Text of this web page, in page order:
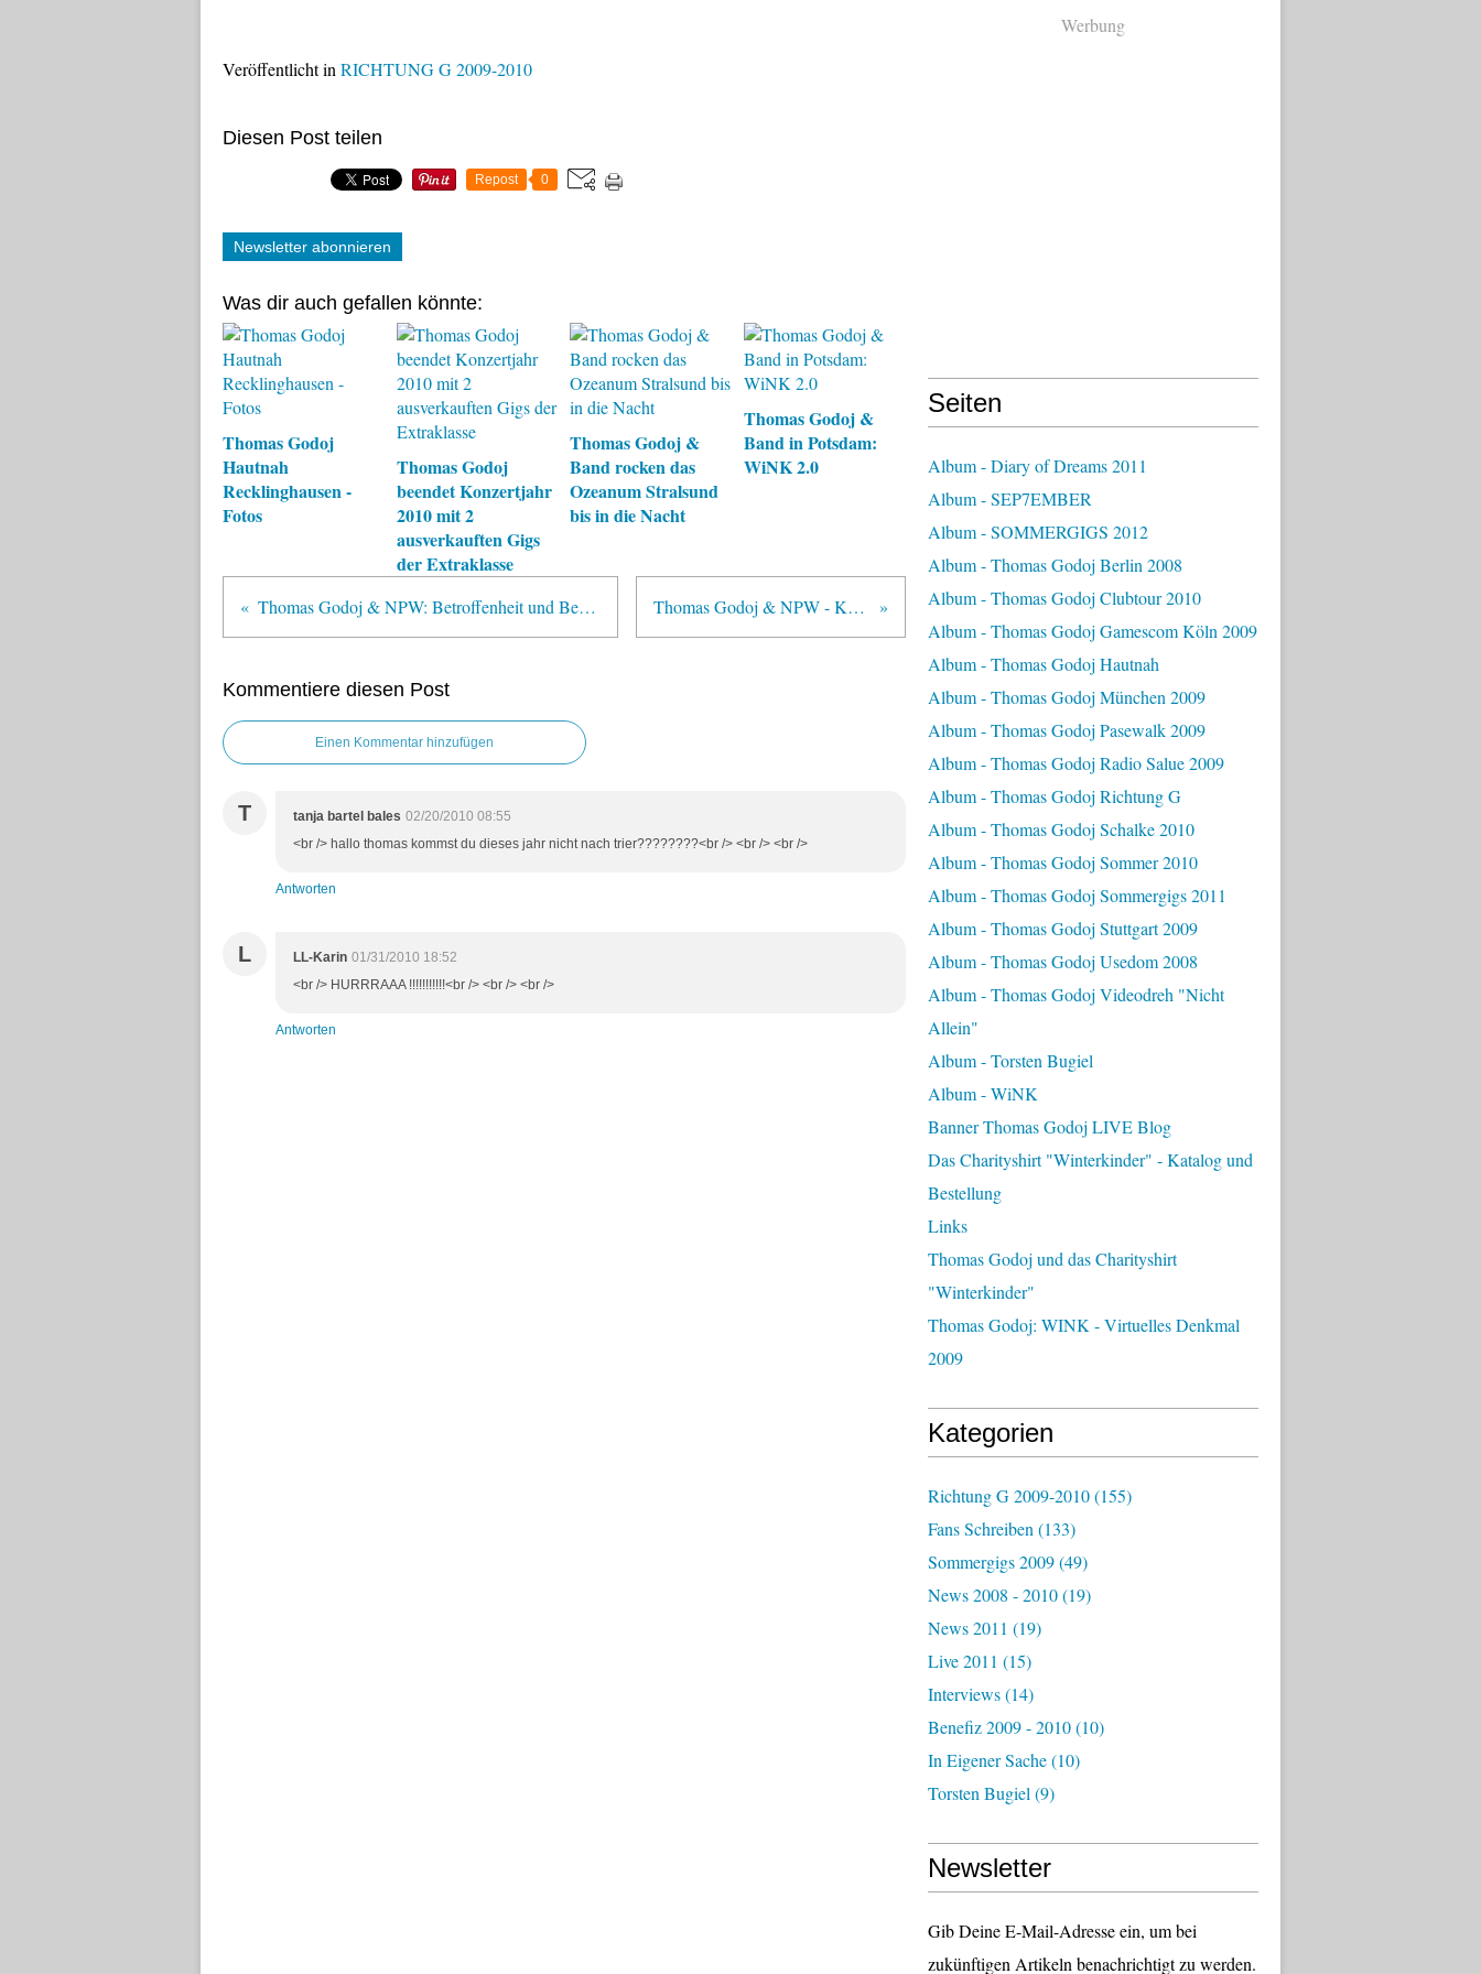
Veröffentlicht in RICHTUNG G 2009-2010
Diesen Post teilen
Repost 0
Newsletter abonnieren
Was dir auch gefallen könnte:
Thomas Godoj
Hautnah
Recklinghausen -
Fotos
Thomas Godoj
beendet Konzertjahr
2010 mit 2
ausverkauften Gigs
der Extraklasse
Thomas Godoj &
Band rocken das
Ozeanum Stralsund
bis in die Nacht
Thomas Godoj &
Band in Potsdam:
WiNK 2.0
Thomas Godoj & NPW: Betroffenheit und Begeisterung beim Haiti - Benefiz im Ruhrfestspielhaus, 28.1.10 Thomas Godoj & NPW - Konzert erwirkt über 50.000 Euro für Haiti
Kommentiere diesen Post
Einen Kommentar hinzufügen
T tanja bartel bales 02/20/2010 08:55
<br /> hallo thomas kommst du dieses jahr nicht nach trier????????<br /> <br /> <br />
Antworten
L LL-Karin 01/31/2010 18:52
<br /> HURRRAAA !!!!!!!!!!!<br /> <br /> <br />
Antworten
Werbung
Seiten
Album - Diary of Dreams 2011
Album - SEP7EMBER
Album - SOMMERGIGS 2012
Album - Thomas Godoj Berlin 2008
Album - Thomas Godoj Clubtour 2010
Album - Thomas Godoj Gamescom Köln 2009
Album - Thomas Godoj Hautnah
Album - Thomas Godoj München 2009
Album - Thomas Godoj Pasewalk 2009
Album - Thomas Godoj Radio Salue 2009
Album - Thomas Godoj Richtung G
Album - Thomas Godoj Schalke 2010
Album - Thomas Godoj Sommer 2010
Album - Thomas Godoj Sommergigs 2011
Album - Thomas Godoj Stuttgart 2009
Album - Thomas Godoj Usedom 2008
Album - Thomas Godoj Videodreh "Nicht
Allein"
Album - Torsten Bugiel
Album - WiNK
Banner Thomas Godoj LIVE Blog
Das Charityshirt "Winterkinder" - Katalog und
Bestellung
Links
Thomas Godoj und das Charityshirt
"Winterkinder"
Thomas Godoj: WINK - Virtuelles Denkmal
2009
Kategorien
Richtung G 2009-2010(155)
Fans Schreiben (133)
Sommergigs 2009(49)
News 2008 - 2010(19)
News 2011 (19)
Live 2011 (15)
Interviews(14)
Benefiz 2009 - 2010(10)
In Eigener Sache(10)
Torsten Bugiel (9)
Newsletter
Gib Deine E-Mail-Adresse ein, um bei
zukünftigen Artikeln benachrichtigt zu werden.